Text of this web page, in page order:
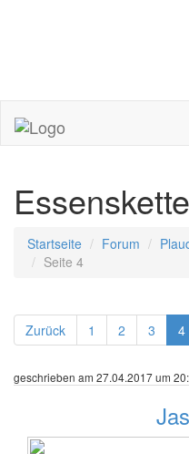
Essenskette
Startseite Forum
Seite 4
Zurück 1 2 3 4
geschrieben am 27.04.2017 um